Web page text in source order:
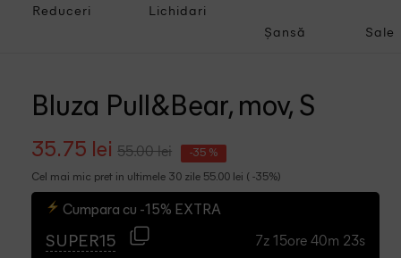
Reduceri Lichidari
Șansă Sale
Bluza Pull&Bear, mov, S
35.75 lei 55.00 lei -35 %
Cel mai mic pret in ultimele 30 zile 55.00 lei ( -35%)
Cumpara cu -15% EXTRA
SUPER15 7z 15ore 40m 22s